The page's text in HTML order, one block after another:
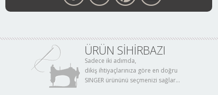
ÜRÜN SİHİRBAZI
Sadece iki adımda,
dikiş ihtiyaçlarınıza göre en doğru
SINGER ürününü seçmenizi sağlar...